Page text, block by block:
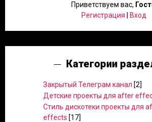
Приветствуем вас,
Регистрация
Вход
Категории
Закрытый Телеграм канал [2]
Детские проекты для after
Стиль дискотеки проекты для
effects [17]